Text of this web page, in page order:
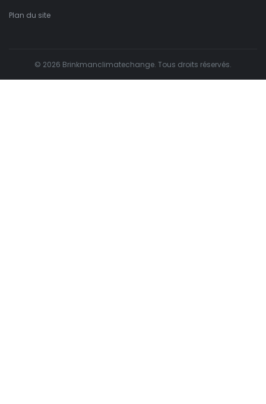
Plan du site
© 2026 Brinkmanclimatechange. Tous droits réservés.